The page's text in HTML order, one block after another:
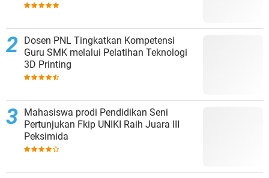
Dosen PNL Tingkatkan Kompetensi
Guru SMK melalui Pelatihan Teknologi
3D Printing
Mahasiswa prodi Pendidikan Seni
Pertunjukan Fkip UNIKI Raih Juara III
Peksimida